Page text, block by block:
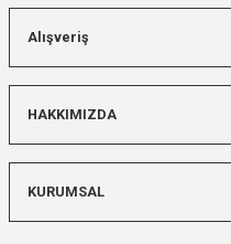
Alışveriş
HAKKIMIZDA
KURUMSAL